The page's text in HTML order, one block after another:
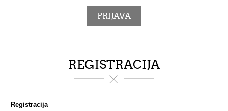
REGISTRACIJA
Registracija